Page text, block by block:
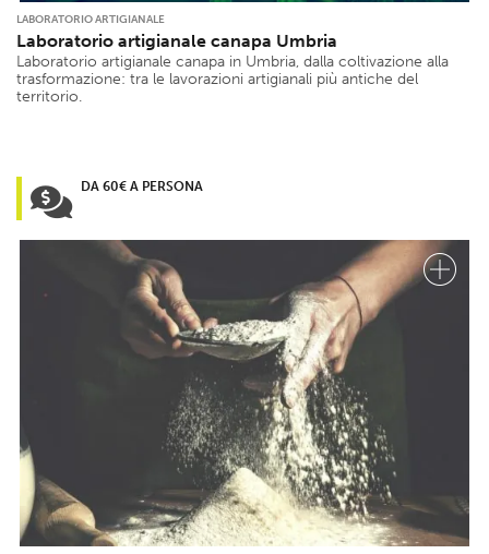
LABORATORIO ARTIGIANALE
Laboratorio artigianale canapa Umbria
Laboratorio artigianale canapa in Umbria, dalla coltivazione alla
trasformazione: tra le lavorazioni artigianali più antiche del
territorio.
DA 60€ A PERSONA